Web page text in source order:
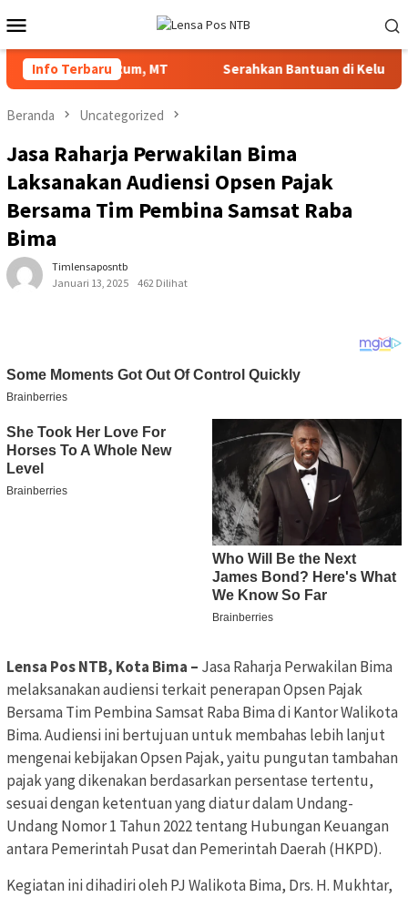
ke
kontenMobile
Info Terbaru
Rum, MT Serahkan Bantuan di Kelurahan
Beranda Uncategorized
Jasa Raharja Perwakilan Bima
Laksanakan Audiensi Opsen Pajak
Bersama Tim Pembina Samsat Raba
Bima
Timlensaposntb
Januari 13, 2025
462 Dilihat
Lensa Pos NTB, Kota Bima – Jasa Raharja Perwakilan Bima
melaksanakan audiensi terkait penerapan Opsen Pajak
Bersama Tim Pembina Samsat Raba Bima di Kantor Walikota
Bima. Audiensi ini bertujuan untuk membahas lebih lanjut
mengenai kebijakan Opsen Pajak, yaitu pungutan tambahan
pajak yang dikenakan berdasarkan persentase tertentu,
sesuai dengan ketentuan yang diatur dalam Undang-
Undang Nomor 1 Tahun 2022 tentang Hubungan Keuangan
antara Pemerintah Pusat dan Pemerintah Daerah (HKPD).
Kegiatan ini dihadiri oleh PJ Walikota Bima, Drs. H. Mukhtar,